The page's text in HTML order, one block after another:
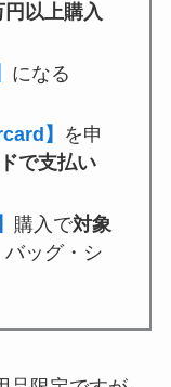
以上購入
になる
】 を申
で支払い
購入で対象
バッグ・シ